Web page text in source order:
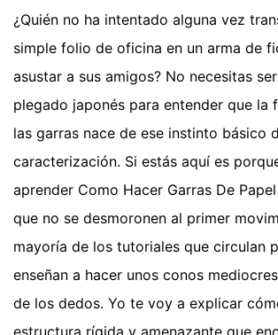
¿Quién no ha intentado alguna vez
simple folio de oficina en un arma de
asustar a sus amigos? No necesitas
plegado japonés para entender que la
las garras nace de ese instinto básico
caracterización. Si estás aquí es
aprender Como Hacer Garras De
que no se desmoronen al primer
mayoría de los tutoriales que circulan
enseñan a hacer unos conos
de los dedos. Yo te voy a explicar